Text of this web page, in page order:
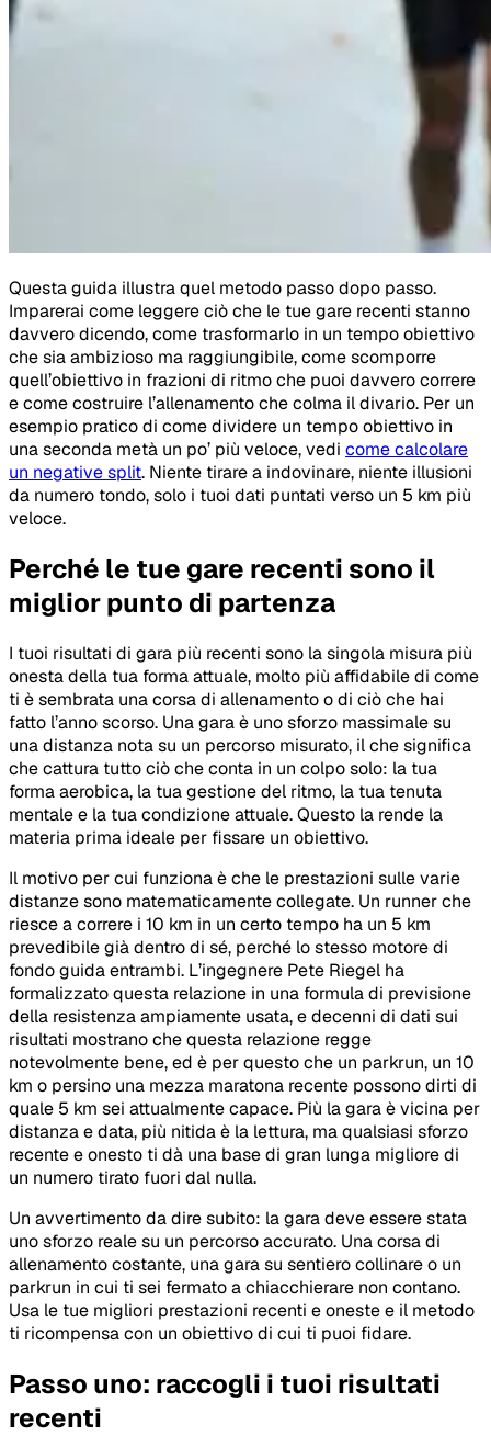
Questa guida illustra quel metodo passo dopo passo.
Imparerai come leggere ciò che le tue gare recenti stanno
davvero dicendo, come trasformarlo in un tempo obiettivo
che sia ambizioso ma raggiungibile, come scomporre
quell’obiettivo in frazioni di ritmo che puoi davvero correre
e come costruire l’allenamento che colma il divario. Per un
esempio pratico di come dividere un tempo obiettivo in
una seconda metà un po’ più veloce, vedi come calcolare
un negative split. Niente tirare a indovinare, niente illusioni
da numero tondo, solo i tuoi dati puntati verso un 5 km più
veloce.
Perché le tue gare recenti sono il
miglior punto di partenza
I tuoi risultati di gara più recenti sono la singola misura più
onesta della tua forma attuale, molto più affidabile di come
ti è sembrata una corsa di allenamento o di ciò che hai
fatto l’anno scorso. Una gara è uno sforzo massimale su
una distanza nota su un percorso misurato, il che significa
che cattura tutto ciò che conta in un colpo solo: la tua
forma aerobica, la tua gestione del ritmo, la tua tenuta
mentale e la tua condizione attuale. Questo la rende la
materia prima ideale per fissare un obiettivo.
Il motivo per cui funziona è che le prestazioni sulle varie
distanze sono matematicamente collegate. Un runner che
riesce a correre i 10 km in un certo tempo ha un 5 km
prevedibile già dentro di sé, perché lo stesso motore di
fondo guida entrambi. L’ingegnere Pete Riegel ha
formalizzato questa relazione in una formula di previsione
della resistenza ampiamente usata, e decenni di dati sui
risultati mostrano che questa relazione regge
notevolmente bene, ed è per questo che un parkrun, un 10
km o persino una mezza maratona recente possono dirti di
quale 5 km sei attualmente capace. Più la gara è vicina per
distanza e data, più nitida è la lettura, ma qualsiasi sforzo
recente e onesto ti dà una base di gran lunga migliore di
un numero tirato fuori dal nulla.
Un avvertimento da dire subito: la gara deve essere stata
uno sforzo reale su un percorso accurato. Una corsa di
allenamento costante, una gara su sentiero collinare o un
parkrun in cui ti sei fermato a chiacchierare non contano.
Usa le tue migliori prestazioni recenti e oneste e il metodo
ti ricompensa con un obiettivo di cui ti puoi fidare.
Passo uno: raccogli i tuoi risultati
recenti